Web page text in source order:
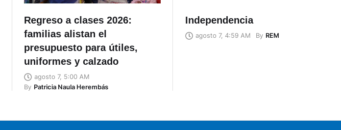
Regreso a clases 2026:
familias alistan el
presupuesto para útiles,
uniformes y calzado
agosto 7, 5:00 AM
By Patricia Naula Herembás
Independencia
agosto 7, 4:59 AM By REM